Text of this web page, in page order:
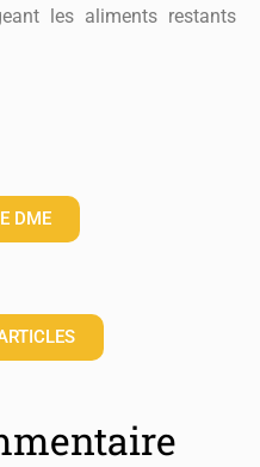
les aliments restants
DME